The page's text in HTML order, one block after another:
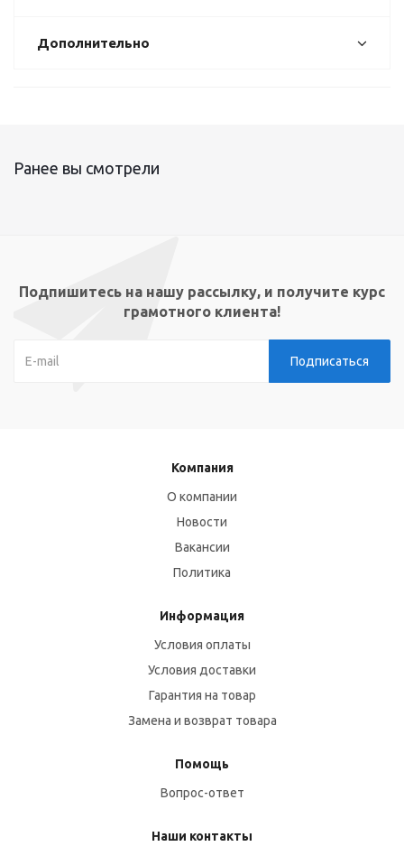
Дополнительно
Ранее вы смотрели
Подпишитесь на нашу рассылку, и получите курс
грамотного клиента!
Компания
О компании
Новости
Вакансии
Политика
Информация
Условия оплаты
Условия доставки
Гарантия на товар
Замена и возврат товара
Помощь
Вопрос-ответ
Наши контакты